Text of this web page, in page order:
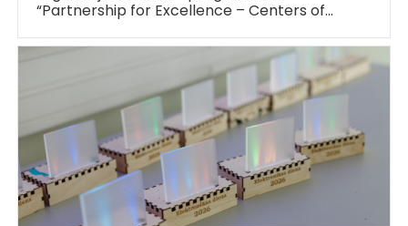
“Partnership for Excellence – Centers of…